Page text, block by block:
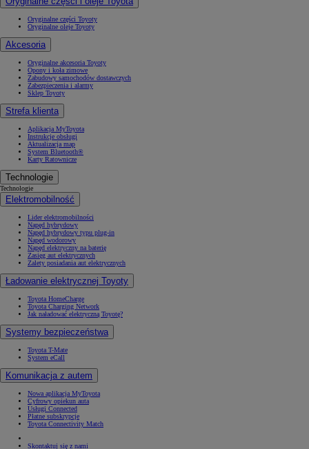
Oryginalne części Toyoty
Oryginalne oleje Toyoty
Akcesoria
Oryginalne akcesoria Toyoty
Opony i koła zimowe
Zabudowy samochodów dostawczych
Zabezpieczenia i alarmy
Sklep Toyoty
Strefa klienta
Aplikacja MyToyota
Instrukcje obsługi
Aktualizacja map
System Bluetooth®
Karty Ratownicze
Technologie
Technologie
Elektromobilność
Lider elektromobilności
Napęd hybrydowy
Napęd hybrydowy typu plug-in
Napęd wodorowy
Napęd elektryczny na baterię
Zasięg aut elektrycznych
Zalety posiadania aut elektrycznych
Ładowanie elektrycznej Toyoty
Toyota HomeCharge
Toyota Charging Network
Jak naładować elektryczną Toyotę?
Systemy bezpieczeństwa
Toyota T-Mate
System eCall
Komunikacja z autem
Nowa aplikacja MyToyota
Cyfrowy opiekun auta
Usługi Connected
Płatne subskrypcje
Toyota Connectivity Match
Skontaktuj się z nami